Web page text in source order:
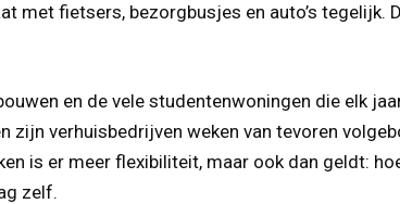
met fietsers, bezorgbusjes en auto’s
en de vele studentenwoningen die elk
zijn verhuisbedrijven weken van tevoren
is er meer flexibiliteit, maar ook dan geldt:
zelf.